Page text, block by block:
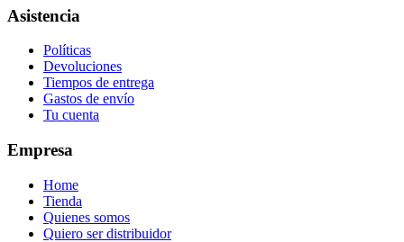
Asistencia
Políticas
Devoluciones
Tiempos de entrega
Gastos de envío
Tu cuenta
Empresa
Home
Tienda
Quienes somos
Quiero ser distribuidor